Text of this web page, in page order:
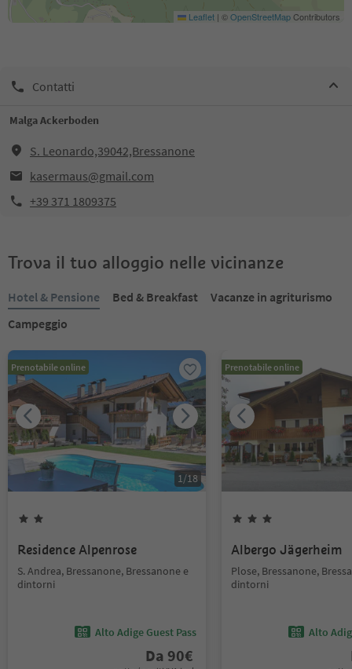
Leaflet | ©OpenStreetMapContributors
Contatti
Malga Ackerboden
S. Leonardo,39042,Bressanone
kasermaus@gmail.com
+39 371 1809375
Trova il tuo alloggio nelle vicinanze
Hotel & Pensione Bed & Breakfast
Vacanze in agriturismo
Campeggio
Prenotabile online
1/18
Residence Alpenrose
S. Andrea, Bressanone, Bressanone e
dintorni
Alto Adige Guest Pass
Da 90€
Prenotabile online
Albergo Jägerheim
Plose, Bressanone,
dintorni
Alto